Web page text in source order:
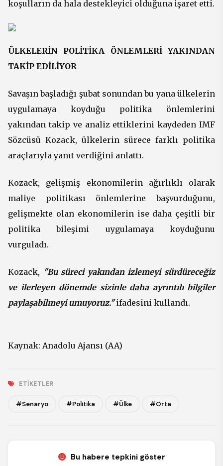
koşulların da hala destekleyici olduğuna işaret etti.
ÜLKELERİN POLİTİKA ÖNLEMLERİ YAKINDAN
TAKİP EDİLİYOR
Savaşın başladığı şubat sonundan bu yana ülkelerin
uygulamaya koyduğu politika önlemlerini
yakından takip ve analiz ettiklerini kaydeden IMF
Sözcüsü Kozack, ülkelerin sürece farklı politika
araçlarıyla yanıt verdiğini anlattı.
Kozack, gelişmiş ekonomilerin ağırlıklı olarak
maliye politikası önlemlerine başvurduğunu,
gelişmekte olan ekonomilerin ise daha çeşitli bir
politika bileşimi uygulamaya koyduğunu
vurguladı.
Kozack, "Bu süreci yakından izlemeyi sürdüreceğiz
ve ilerleyen dönemde sizinle daha ayrıntılı bilgiler
paylaşabilmeyi umuyoruz."ifadesini kullandı.
Kaynak: Anadolu Ajansı (AA)
ETIKETLER
#Senaryo #Politika #Ülke #Orta
Bu habere tepkini göster